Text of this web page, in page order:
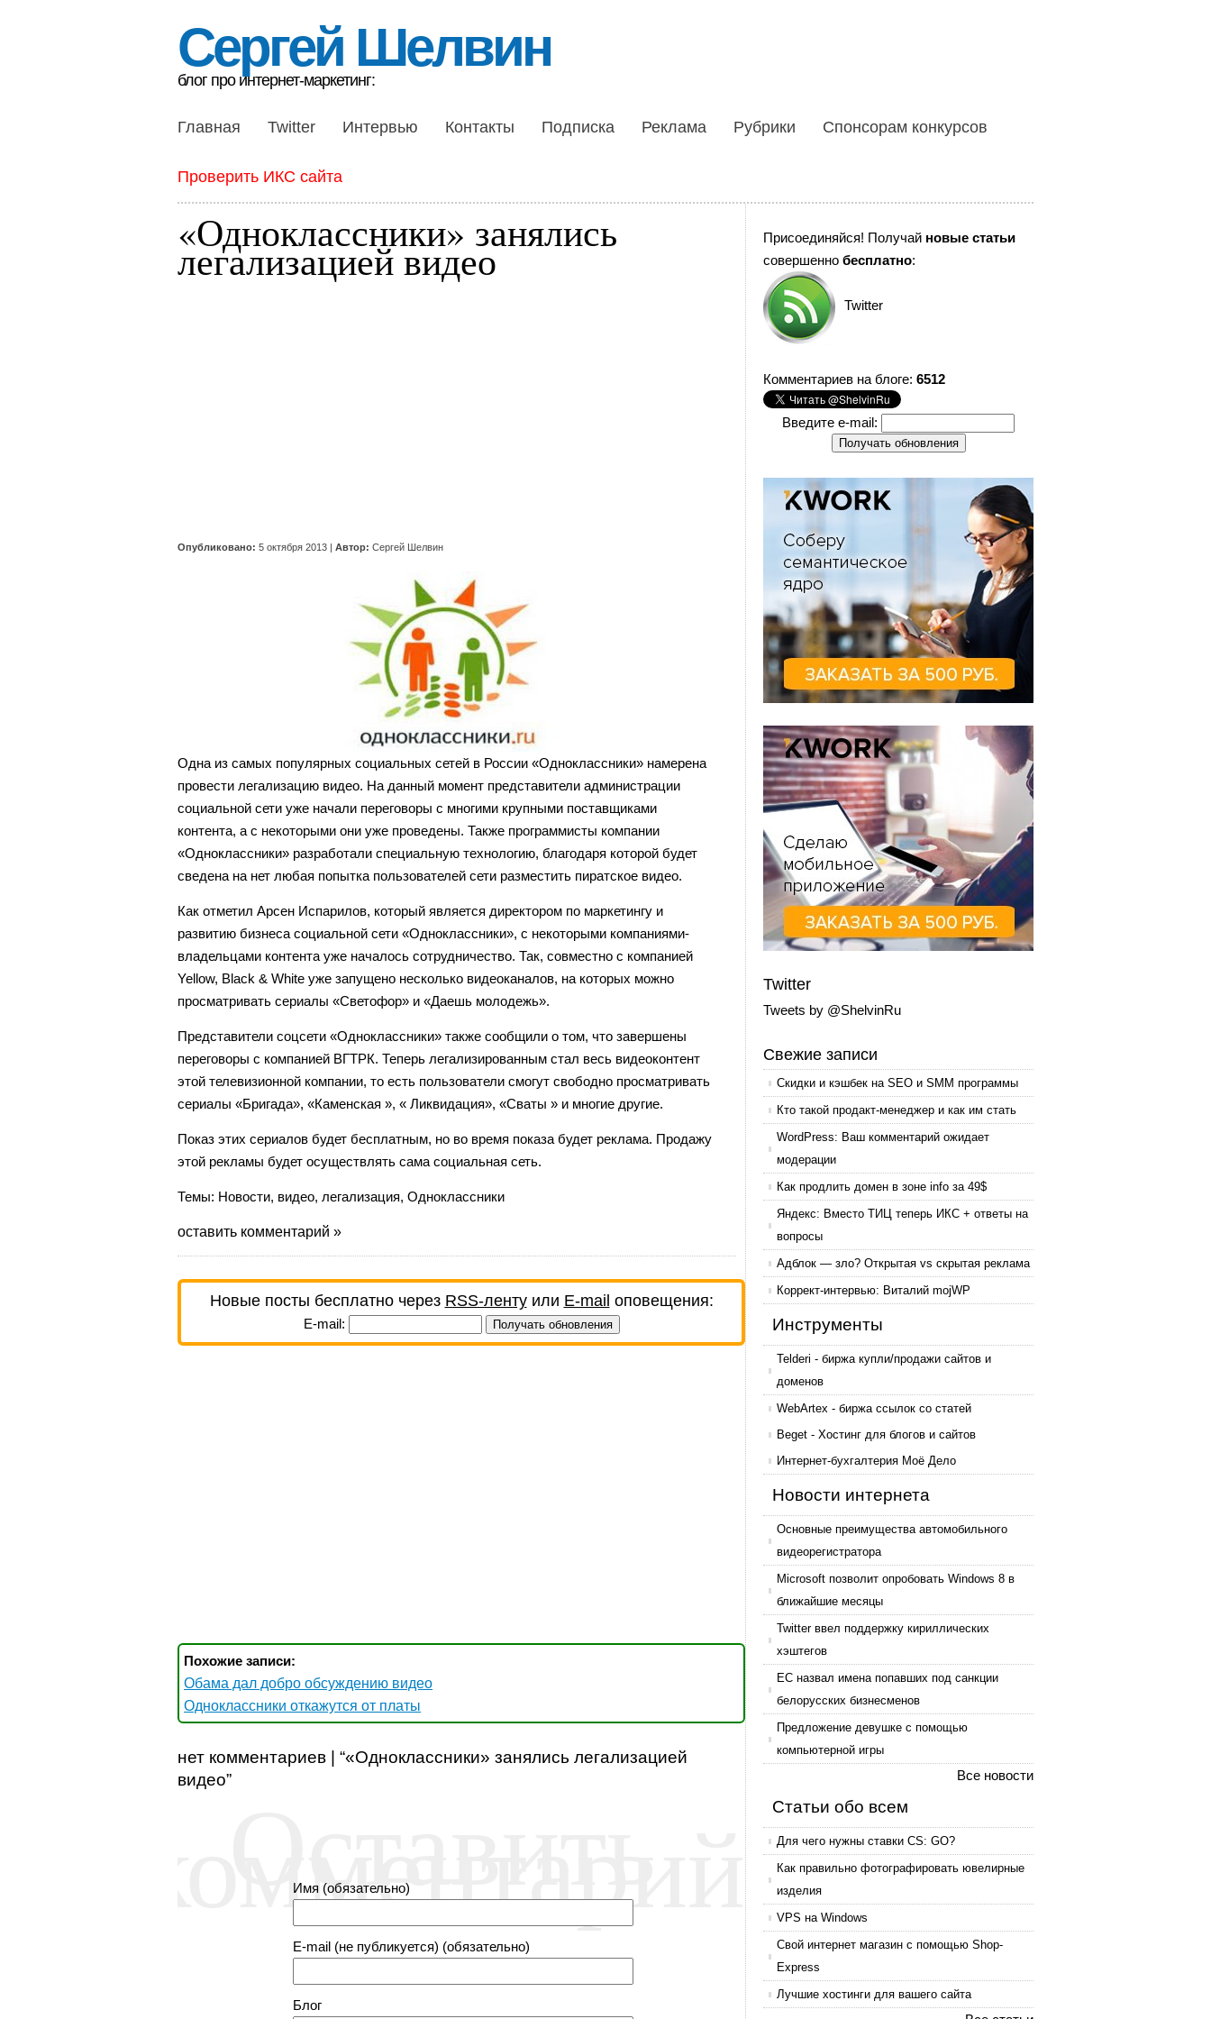
Сергей Шелвин
блог про интернет-маркетинг:
Главная Twitter Интервью Контакты Подписка Реклама Рубрики Спонсорам конкурсов
Проверить ИКС сайта
«Одноклассники» занялись
легализацией видео
Опубликовано: 5 октября 2013 | Автор: Сергей Шелвин
Одна из самых популярных социальных сетей в России «Одноклассники» намерена
провести легализацию видео. На данный момент представители администрации
социальной сети уже начали переговоры с многими крупными поставщиками
контента, а с некоторыми они уже проведены. Также программисты компании
«Одноклассники» разработали специальную технологию, благодаря которой будет
сведена на нет любая попытка пользователей сети разместить пиратское видео.
Как отметил Арсен Испарилов, который является директором по маркетингу и
развитию бизнеса социальной сети «Одноклассники», с некоторыми компаниями-
владельцами контента уже началось сотрудничество. Так, совместно с компанией
Yellow, Black & White уже запущено несколько видеоканалов, на которых можно
просматривать сериалы «Светофор» и «Даешь молодежь».
Представители соцсети «Одноклассники» также сообщили о том, что завершены
переговоры с компанией ВГТРК. Теперь легализированным стал весь видеоконтент
этой телевизионной компании, то есть пользователи смогут свободно просматривать
сериалы «Бригада», «Каменская », « Ликвидация», «Сваты » и многие другие.
Показ этих сериалов будет бесплатным, но во время показа будет реклама. Продажу
этой рекламы будет осуществлять сама социальная сеть.
Темы: Новости, видео, легализация, Одноклассники
оставить комментарий »
Новые посты бесплатно через RSS-лентуили E-mail оповещения:
E-mail:
Похожие записи:
Обама дал добро обсуждению видео
Одноклассники откажутся от платы
нет комментариев | “«Одноклассники» занялись легализацией
видео”
Оставить
комментарий
Имя (обязательно)
E-mail (не публикуется) (обязательно)
Блог
Присоединяйся! Получай новые статьи
совершенно бесплатно:
Twitter
Комментариев на блоге: 6512
Введите e-mail:
Twitter
Tweets by @ShelvinRu
Свежие записи
Скидки и кэшбек на SEO и SMM программы
Кто такой продакт-менеджер и как им стать
WordPress: Ваш комментарий ожидает
модерации
Как продлить домен в зоне info за 49$
Яндекс: Вместо ТИЦ теперь ИКС + ответы на
вопросы
Адблок — зло? Открытая vs скрытая реклама
Коррект-интервью: Виталий mojWP
Инструменты
Telderi - биржа купли/продажи сайтов и
доменов
WebArtex - биржа ссылок со статей
Beget - Хостинг для блогов и сайтов
Интернет-бухгалтерия Моё Дело
Новости интернета
Основные преимущества автомобильного
видеорегистратора
Microsoft позволит опробовать Windows 8 в
ближайшие месяцы
Twitter ввел поддержку кириллических
хэштегов
ЕС назвал имена попавших под санкции
белорусских бизнесменов
Предложение девушке с помощью
компьютерной игры
Все новости
Статьи обо всем
Для чего нужны ставки CS: GO?
Как правильно фотографировать ювелирные
изделия
VPS на Windows
Свой интернет магазин с помощью Shop-
Express
Лучшие хостинги для вашего сайта